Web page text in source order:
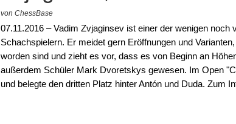
von ChessBase
07.11.2016 – Vadim Zvjaginsev ist einer der wenigen noch
Schachspielern. Er meidet gern Eröffnungen und
worden sind und zieht es vor, dass es von Beginn an
außerdem Schüler Mark Dvoretskys gewesen. Im Open
und belegte den dritten Platz hinter Antón und Duda. Zum